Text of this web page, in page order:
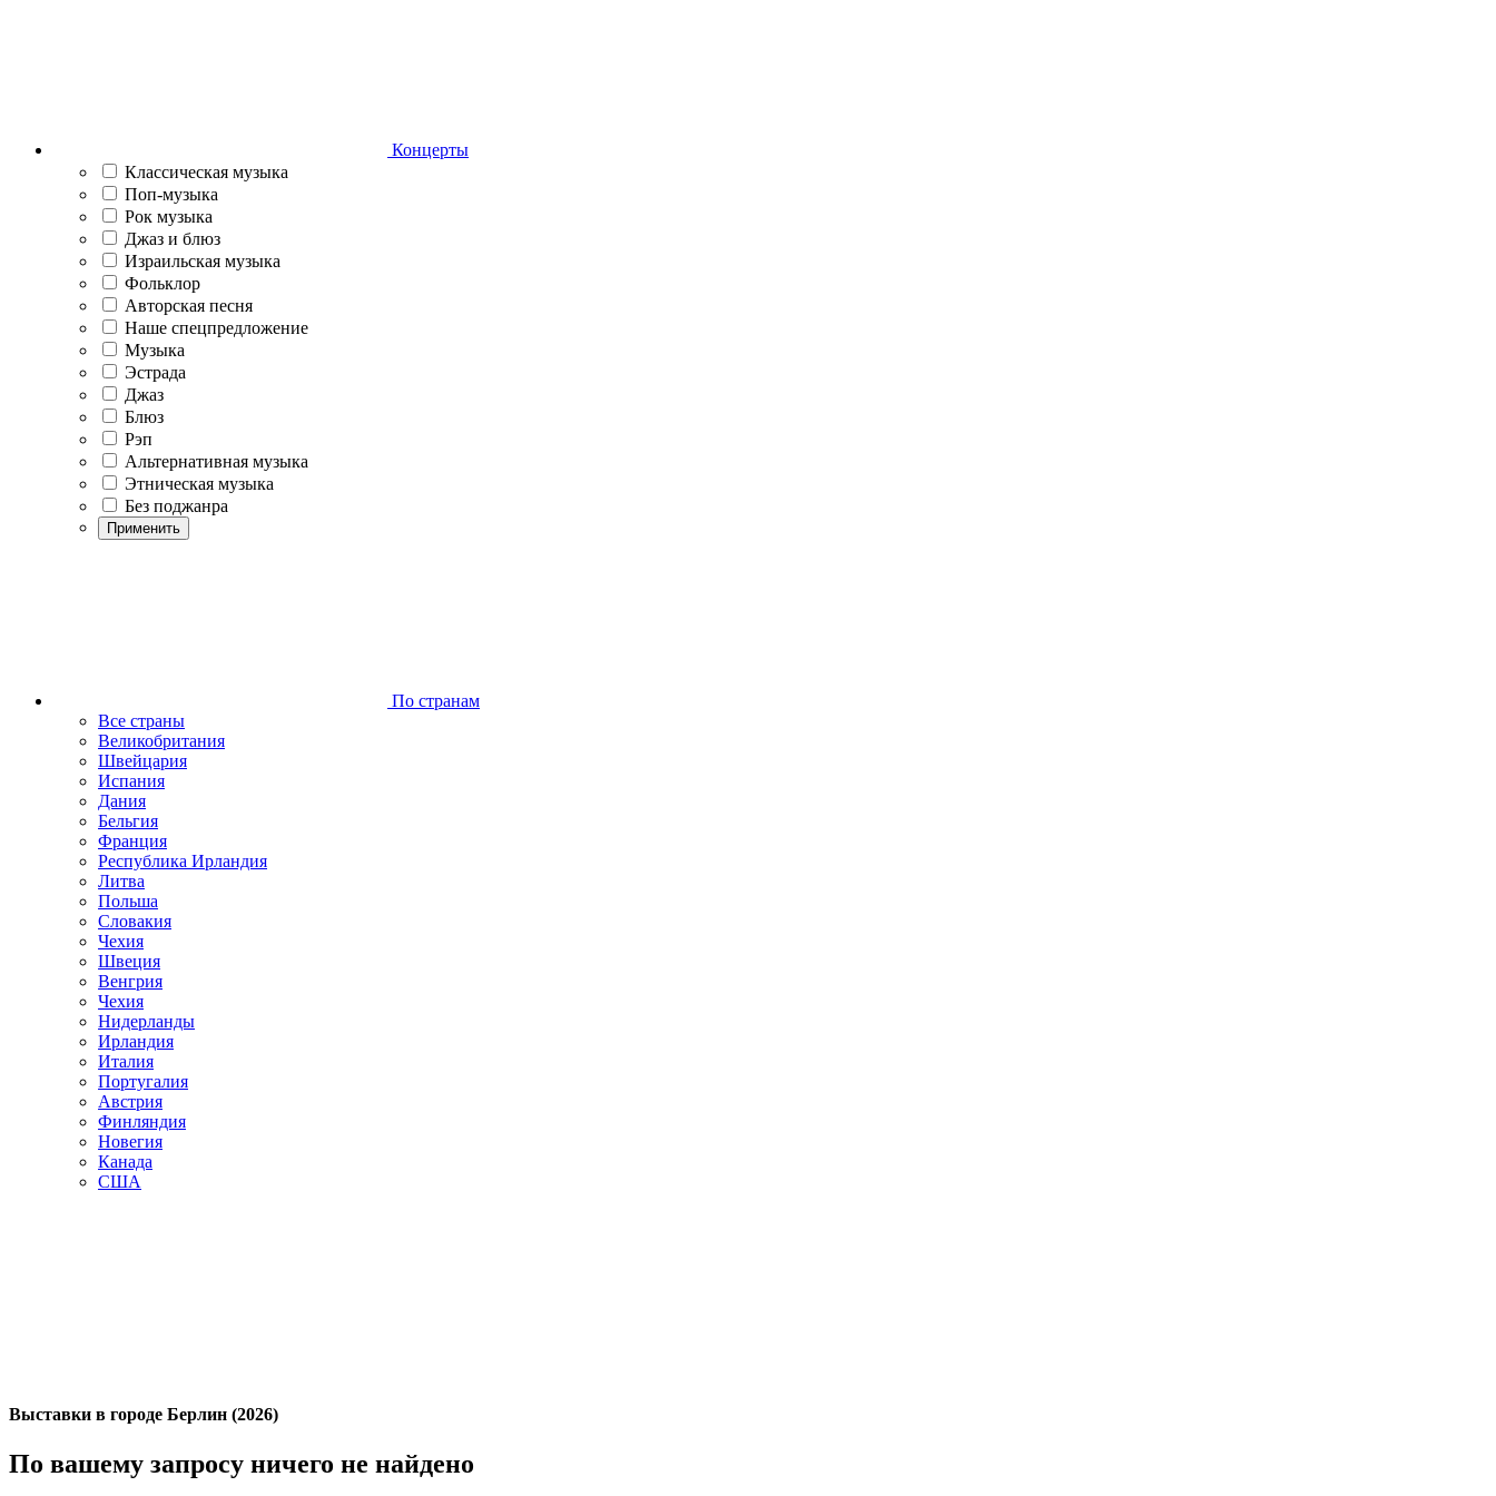
Концерты
Классическая музыка
Поп-музыка
Рок музыка
Джаз и блюз
Израильская музыка
Фольклор
Авторская песня
Наше спецпредложение
Музыка
Эстрада
Джаз
Блюз
Рэп
Альтернативная музыка
Этническая музыка
Без поджанра
Применить
По странам
Все страны
Великобритания
Швейцария
Испания
Дания
Бельгия
Франция
Республика Ирландия
Литва
Польша
Словакия
Чехия
Швеция
Венгрия
Чехия
Нидерланды
Ирландия
Италия
Португалия
Австрия
Финляндия
Новегия
Канада
США
Выставки в городе Берлин (2026)
По вашему запросу ничего не найдено